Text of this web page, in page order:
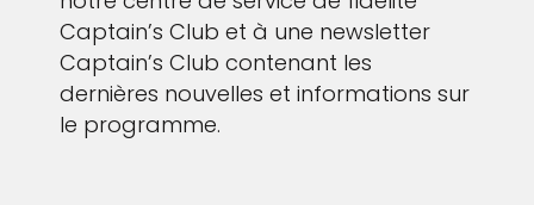
Captain’s Club et à une newsletter
Captain’s Club contenant les
dernières nouvelles et informations sur
le programme.